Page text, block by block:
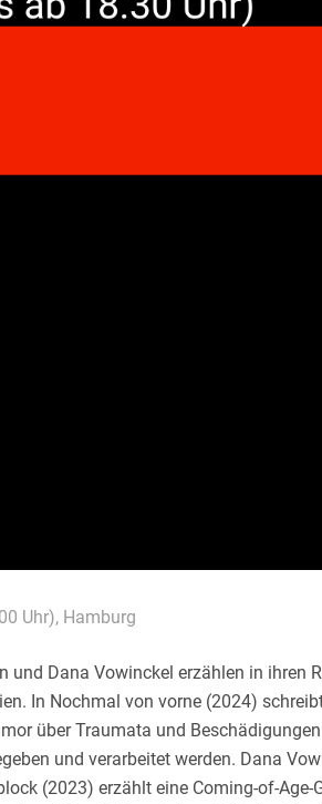
Uhr), Hamburg
und Dana Vowinckel erzählen in ihren
In Nochmal von vorne (2024)
über Traumata und
und verarbeitet werden. Dana
(2023) erzählt eine Coming-of-Age-